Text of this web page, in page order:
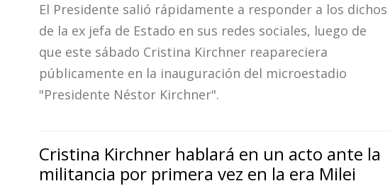
El Presidente salió rápidamente a responder a los dichos
de la ex jefa de Estado en sus redes sociales, luego de
que este sábado Cristina Kirchner reapareciera
públicamente en la inauguración del microestadio
"Presidente Néstor Kirchner".
Cristina Kirchner hablará en un acto ante la
militancia por primera vez en la era Milei